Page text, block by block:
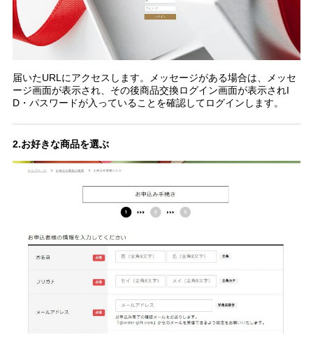
届いたURLにアクセスします。メッセージがある場合は、メッセ
ージ画面が表示され、その後商品交換ログイン画面が表示されI
D・パスワードが入っていることを確認してログインします。
2.お好きな商品を選ぶ